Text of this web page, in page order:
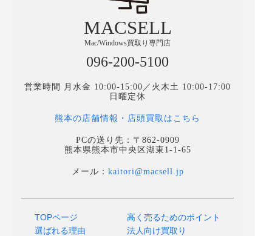
MACSELL
Mac/Windows買取り専門店
096-200-5100
営業時間 月水金 10:00-15:00／火木土 10:00-17:00
日曜定休
熊本の店舗情報・店頭買取はこちら
PCの送り先：〒862-0909
熊本県熊本市中央区湖東1-1-65
メール： kaitori@macsell.jp
TOPページ
選ばれる理由
高く売るためのポイント
法人向け買取り